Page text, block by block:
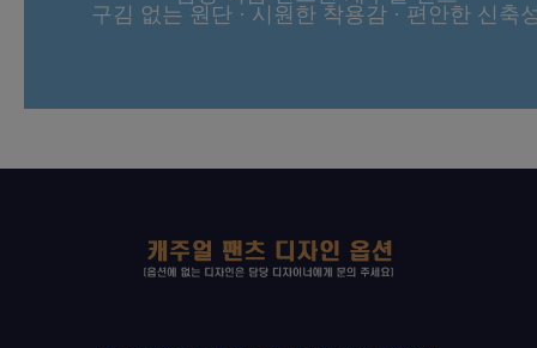
구김 없는 원단 · 시원한 착용감 · 편안한 신축